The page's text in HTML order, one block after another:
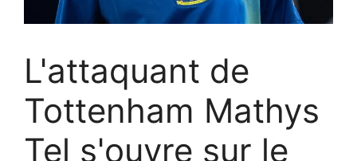
L'attaquant de
Tottenham Mathys
Tel s'ouvre sur le